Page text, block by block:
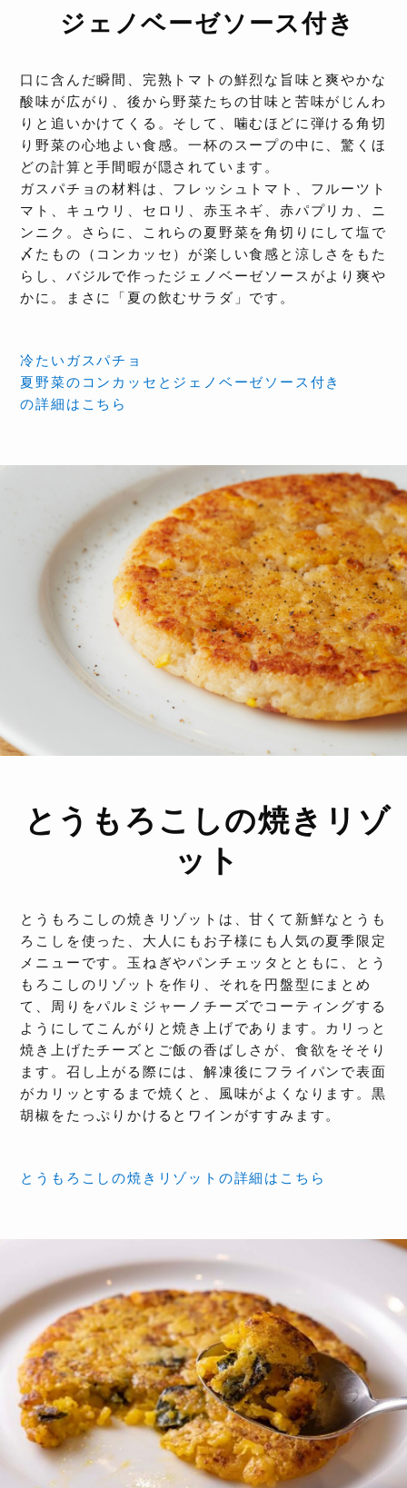
ジェノベーゼソース付き
口に含んだ瞬間、完熟トマトの鮮烈な旨味と爽やかな
酸味が広がり、後から野菜たちの甘味と苦味がじんわ
りと追いかけてくる。そして、噛むほどに弾ける角切
り野菜の心地よい食感。一杯のスープの中に、驚くほ
どの計算と手間暇が隠されています。
ガスパチョの材料は、フレッシュトマト、フルーツト
マト、キュウリ、セロリ、赤玉ネギ、赤パプリカ、ニ
ンニク。さらに、これらの夏野菜を角切りにして塩で
〆たもの（コンカッセ）が楽しい食感と涼しさをもた
らし、バジルで作ったジェノベーゼソースがより爽や
かに。まさに「夏の飲むサラダ」です。
冷たいガスパチョ
夏野菜のコンカッセとジェノベーゼソース付き
の詳細はこちら
とうもろこしの焼きリゾ
ット
とうもろこしの焼きリゾットは、甘くて新鮮なとうも
ろこしを使った、大人にもお子様にも人気の夏季限定
メニューです。玉ねぎやパンチェッタとともに、とう
もろこしのリゾットを作り、それを円盤型にまとめ
て、周りをパルミジャーノチーズでコーティングする
ようにしてこんがりと焼き上げであります。カリっと
焼き上げたチーズとご飯の香ばしさが、食欲をそそり
ます。召し上がる際には、解凍後にフライパンで表面
がカリッとするまで焼くと、風味がよくなります。黒
胡椒をたっぷりかけるとワインがすすみます。
とうもろこしの焼きリゾットの詳細はこちら